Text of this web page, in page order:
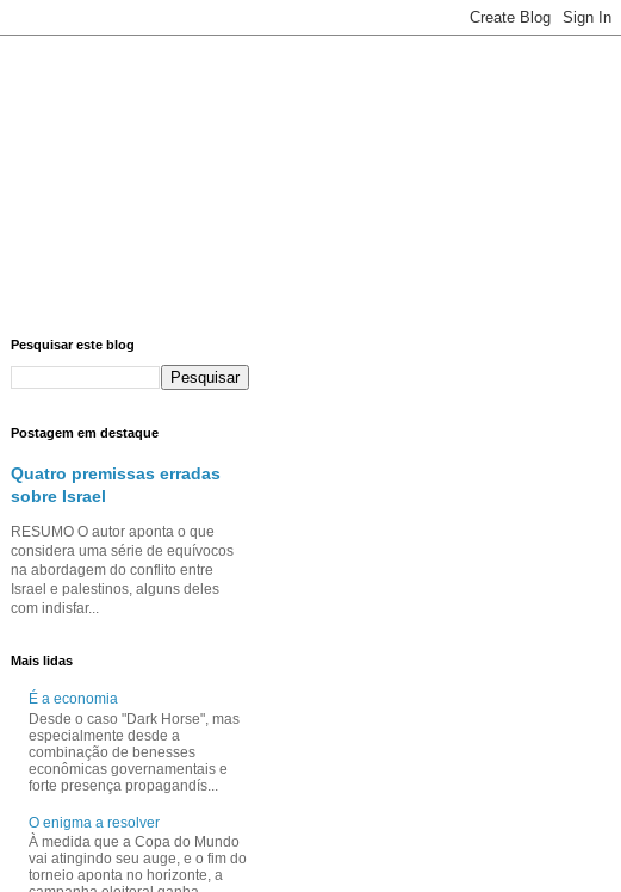
Pesquisar este blog
Postagem em destaque
Quatro premissas erradas
sobre Israel
RESUMO O autor aponta o que
considera uma série de equívocos
na abordagem do conflito entre
Israel e palestinos, alguns deles
com indisfar...
Mais lidas
É a economia
Desde o caso "Dark Horse", mas
especialmente desde a
combinação de benesses
econômicas governamentais e
forte presença propagandís...
O enigma a resolver
À medida que a Copa do Mundo
vai atingindo seu auge, e o fim do
torneio aponta no horizonte, a